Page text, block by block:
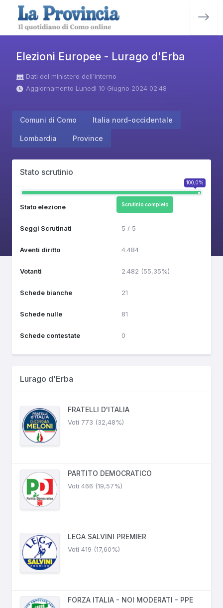
Elezioni Europee - Lurago d'Erba
Dati del ministero dell'interno
Aggiornamento Lunedì 10 Giugno 2024 02:48
Comuni di Como Italia nord-occidentale
Lombardia Province
Stato scrutinio
100,0%
Stato elezione Scrutinio completo
Seggi Scrutinati 5 / 5
Aventi diritto 4.484
Votanti 2.482 (55,35%)
Schede bianche 21
Schede nulle 81
Schede contestate 0
Lurago d'Erba
FRATELLI D'ITALIA
Voti 773 (32,48%)
PARTITO DEMOCRATICO
Voti 466 (19,57%)
LEGA SALVINI PREMIER
Voti 419 (17,60%)
FORZA ITALIA - NOI MODERATI - PPE